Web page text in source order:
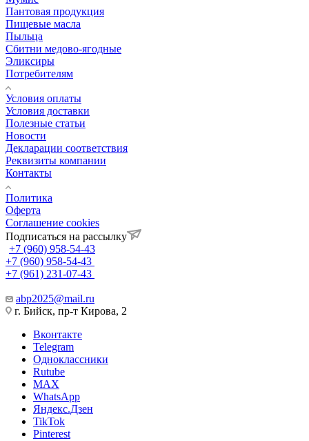
Пантовая продукция
Пищевые масла
Пыльца
Сбитни медово-ягодные
Эликсиры
Потребителям
Условия оплаты
Условия доставки
Полезные статьи
Новости
Декларации соответствия
Реквизиты компании
Контакты
Политика
Оферта
Соглашение cookies
Подписаться на рассылку
+7 (960) 958-54-43
+7 (960) 958-54-43
+7 (961) 231-07-43
abp2025@mail.ru
г. Бийск, пр-т Кирова, 2
Вконтакте
Telegram
Одноклассники
Rutube
MAX
WhatsApp
Яндекс.Дзен
TikTok
Pinterest